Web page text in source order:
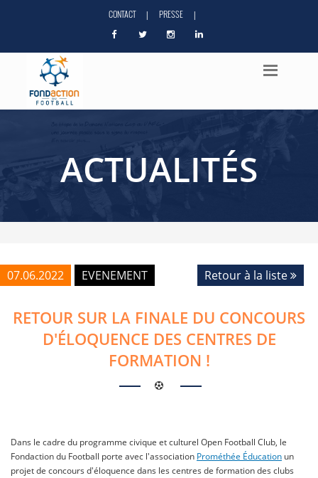
CONTACT | PRESSE |
ACTUALITÉS
07.06.2022 EVENEMENT Retour à la liste
RETOUR SUR LA FINALE DU CONCOURS
D'ÉLOQUENCE DES CENTRES DE
FORMATION !
Dans le cadre du programme civique et culturel Open Football Club, le
Fondaction du Football porte avec l'association Prométhée Éducation un
projet de concours d'éloquence dans les centres de formation des clubs